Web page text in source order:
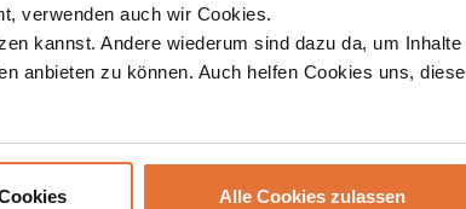
verwenden auch wir Cookies.
kannst. Andere wiederum sind dazu da, um Inhalte
anbieten zu können. Auch helfen Cookies uns, diese
Alle Cookies zulassen
im Steindorf Rajačke